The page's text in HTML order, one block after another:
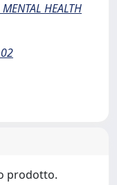
HEALTH
prodotto.